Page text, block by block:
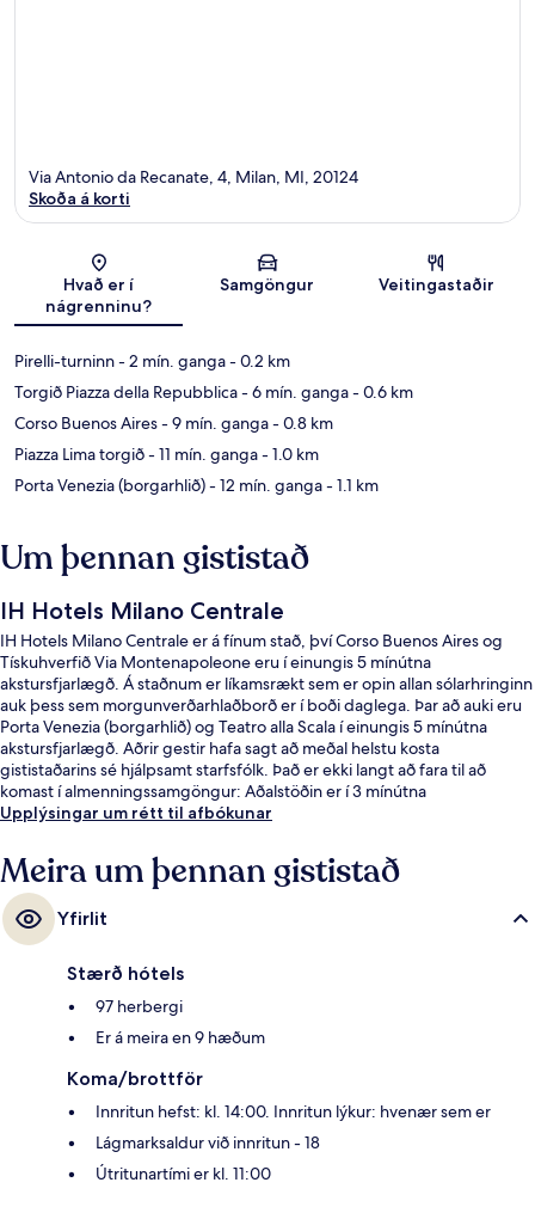
Kort
Via Antonio da Recanate, 4, Milan, MI, 20124
Skoða á korti
Hvað er í
nágrenninu?
Samgöngur Veitingastaðir
Pirelli-turninn- 2 mín. ganga- 0.2 km
Torgið Piazza della Repubblica- 6 mín. ganga- 0.6 km
Corso Buenos Aires- 9 mín. ganga- 0.8 km
Piazza Lima torgið- 11 mín. ganga- 1.0 km
Porta Venezia (borgarhlið)- 12 mín. ganga- 1.1 km
Um þennan gististað
IH Hotels Milano Centrale
IH Hotels Milano Centrale er á fínum stað, því Corso Buenos Aires og
Tískuhverfið Via Montenapoleone eru í einungis 5 mínútna
akstursfjarlægð. Á staðnum er líkamsrækt sem er opin allan sólarhringinn
auk þess sem morgunverðarhlaðborð er í boði daglega. Þar að auki eru
Porta Venezia (borgarhlið) og Teatro alla Scala í einungis 5 mínútna
akstursfjarlægð. Aðrir gestir hafa sagt að meðal helstu kosta
gististaðarins sé hjálpsamt starfsfólk. Það er ekki langt að fara til að
komast í almenningssamgöngur: Aðalstöðin er í 3 mínútna
göngufjarlægð og Via Vitruvio sporvagnastoppistöðin í 4 mínútna.
Upplýsingar um rétt til afbókunar
Meira um þennan gististað
Yfirlit
Stærð hótels
97 herbergi
Er á meira en 9 hæðum
Koma/brottför
Innritun hefst: kl. 14:00. Innritun lýkur: hvenær sem er
Lágmarksaldur við innritun - 18
Útritunartími er kl. 11:00